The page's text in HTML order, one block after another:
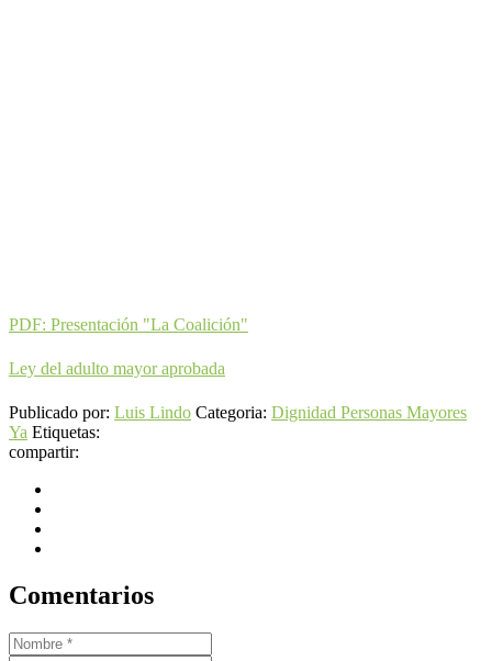
PDF: Presentación "La Coalición"
Ley del adulto mayor aprobada
Publicado por: Luis Lindo Categoria: Dignidad Personas Mayores
Ya Etiquetas:
compartir:
Comentarios